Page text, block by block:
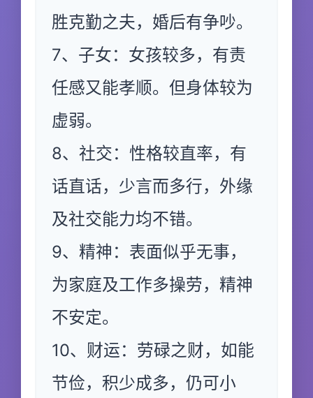
胜克勤之夫，婚后有争吵。
7、子女：女孩较多，有责
任感又能孝顺。但身体较为
虚弱。
8、社交：性格较直率，有
话直话，少言而多行，外缘
及社交能力均不错。
9、精神：表面似乎无事，
为家庭及工作多操劳，精神
不安定。
10、财运：劳碌之财，如能
节俭，积少成多，仍可小